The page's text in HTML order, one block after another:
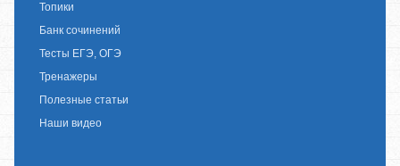
Топики
Банк сочинений
Тесты ЕГЭ, ОГЭ
Тренажеры
Полезные статьи
Наши видео